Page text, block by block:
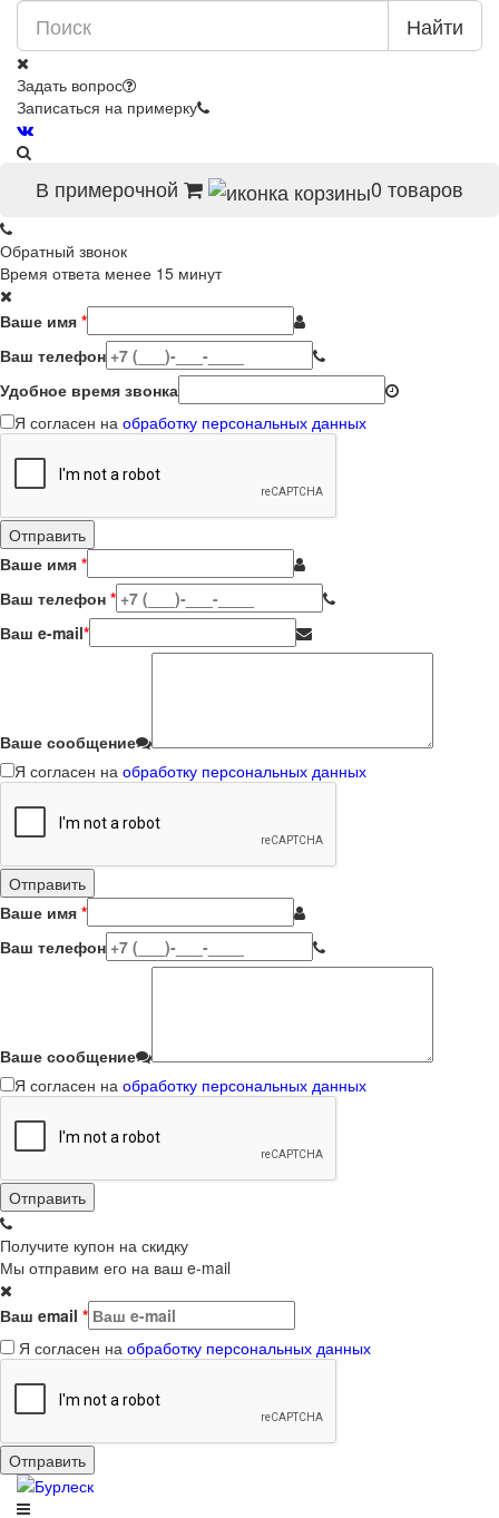
Найти
Задать вопрос
Записаться на примерку
В примерочной 0 товаров
Обратный звонок
Время ответа менее 15 минут
Ваше имя *
Ваш телефон
Удобное время звонка
Я согласен на обработку персональных данных
Ваше имя *
Ваш телефон *
Ваш e-mail*
Ваше сообщение
Я согласен на обработку персональных данных
Ваше имя *
Ваш телефон
Ваше сообщение
Я согласен на обработку персональных данных
Получите купон на скидку
Мы отправим его на ваш e-mail
Ваш email *
Я согласен на обработку персональных данных